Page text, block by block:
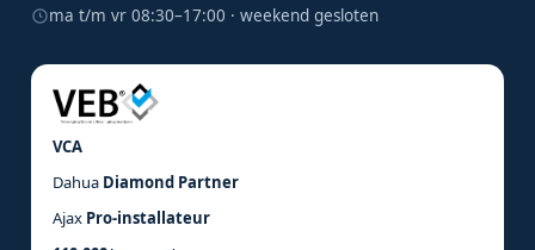
ma t/m vr 08:30–17:00 · weekend gesloten
VCA
Dahua Diamond Partner
Ajax Pro-installateur